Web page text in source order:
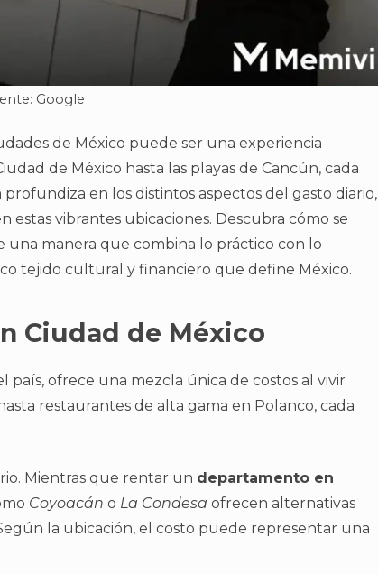
Google
de México puede ser una experiencia
de México hasta las playas de Cancún, cada
en los distintos aspectos del gasto diario,
vibrantes ubicaciones. Descubra cómo se
una manera que combina lo práctico con lo
tejido cultural y financiero que define México.
Ciudad de México
país, ofrece una mezcla única de costos al vivir
restaurantes de alta gama en Polanco, cada
Mientras que rentar un departamento en
Coyoacán o La Condesa ofrecen alternativas
la ubicación, el costo puede representar una